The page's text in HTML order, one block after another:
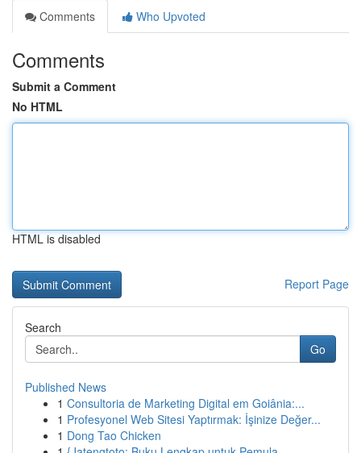
Comments
Who Upvoted
Comments
Submit a Comment
No HTML
HTML is disabled
Report Page
Search
Go
Published News
1 Consultoria de Marketing Digital em Goiânia:...
1 Profesyonel Web Sitesi Yaptırmak: İşinize Değer...
1 Dong Tao Chicken